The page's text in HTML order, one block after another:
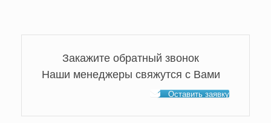
Закажите обратный звонок
Наши менеджеры свяжутся с Вами
Оставить заявку